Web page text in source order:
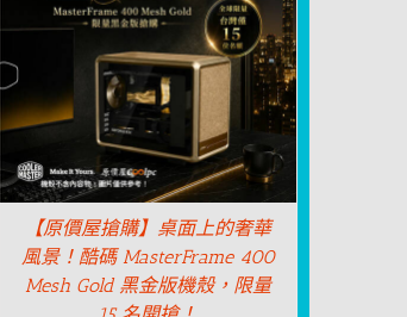
【原價屋搶購】桌面上的奢華
風景！酷碼 MasterFrame 400
Mesh Gold 黑金版機殼，限量